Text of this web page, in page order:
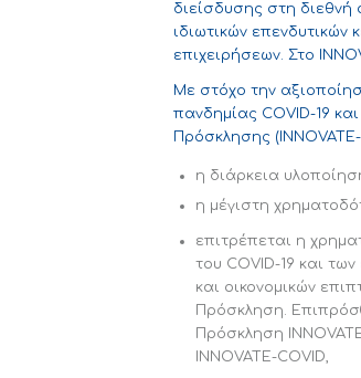
διείσδυσης στη διεθνή
ιδιωτικών
επιχειρήσεων. Στο
Με στόχο την
πανδημίας COVID-19
Πρόσκλησης
η διάρκεια
η μέγιστη
επιτρέπεται η
του COVID-19 και
και οικονομικών
Πρόσκληση.
Πρόσκληση
INNOVATE-COVID,